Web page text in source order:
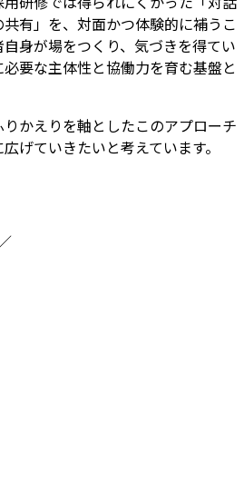
有」を、対面かつ体験的に補うこ
身が場をつくり、気づきを得てい
要な主体性と協働力を育む基盤と
かえりを軸としたこのアプローチ
げていきたいと考えています。